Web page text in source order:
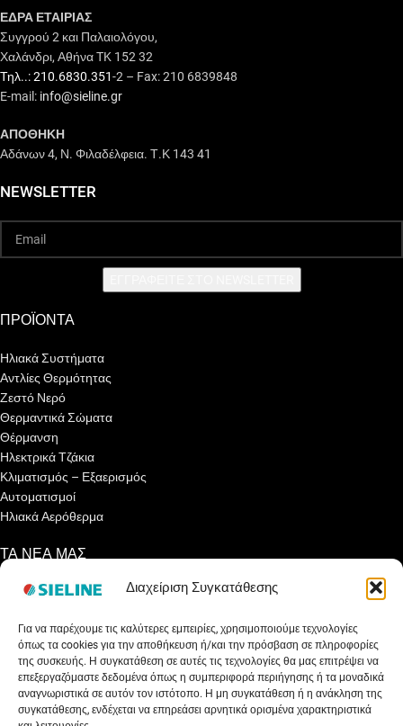
Διαχείριση Συγκατάθεσης
Για να παρέχουμε τις καλύτερες εμπειρίες, χρησιμοποιούμε τεχνολογίες
όπως τα cookies για την αποθήκευση ή/και την πρόσβαση σε πληροφορίες
της συσκευής. Η συγκατάθεση σε αυτές τις τεχνολογίες θα μας επιτρέψει να
επεξεργαζόμαστε δεδομένα όπως η συμπεριφορά περιήγησης ή τα μοναδικά
αναγνωριστικά σε αυτόν τον ιστότοπο. Η μη συγκατάθεση ή η ανάκληση της
συγκατάθεσης, ενδέχεται να επηρεάσει αρνητικά ορισμένα χαρακτηριστικά
ΕΔΡΑ ΕΤΑΙΡΙΑΣ
Συγγρού 2 και Παλαιολόγου,
Χαλάνδρι, Αθήνα TK 152 32
Τηλ..: 210.6830.351-2 – Fax: 210 6839848
E-mail: info@sieline.gr
ΑΠΟΘΗΚΗ
Αδάνων 4, Ν. Φιλαδέλφεια. Τ.Κ 143 41
NEWSLETTER
ΠΡΟΪΟΝΤΑ
Ηλιακά Συστήματα
Αντλίες Θερμότητας
Ζεστό Νερό
Θερμαντικά Σώματα
Θέρμανση
Ηλεκτρικά Τζάκια
Κλιματισμός – Εξαερισμός
Αυτοματισμοί
Ηλιακά Αερόθερμα
ΤΑ ΝΕΑ ΜΑΣ
Ενημερωτικά Άρθρα
Συνεντεύξεις
Εκθέσεις
Net Metering
Εξοικονομώ Αυτονομώ
Επιδότηση Ηλιακού 2023